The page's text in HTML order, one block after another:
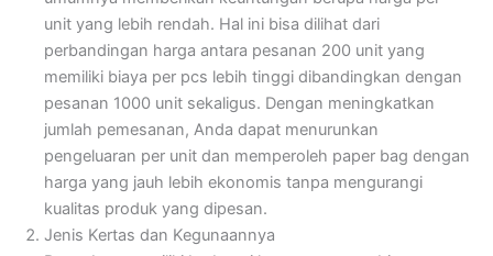
unit yang lebih rendah. Hal ini bisa dilihat dari
perbandingan harga antara pesanan 200 unit yang
memiliki biaya per pcs lebih tinggi dibandingkan dengan
pesanan 1000 unit sekaligus. Dengan meningkatkan
jumlah pemesanan, Anda dapat menurunkan
pengeluaran per unit dan memperoleh paper bag dengan
harga yang jauh lebih ekonomis tanpa mengurangi
kualitas produk yang dipesan.
Jenis Kertas dan Kegunaannya